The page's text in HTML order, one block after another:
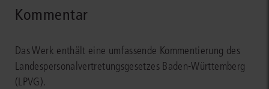
Kommentar
Das Werk enthält eine umfassende Kommentierung des
Landespersonalvertretungsgesetzes Baden-Württemberg
(LPVG).